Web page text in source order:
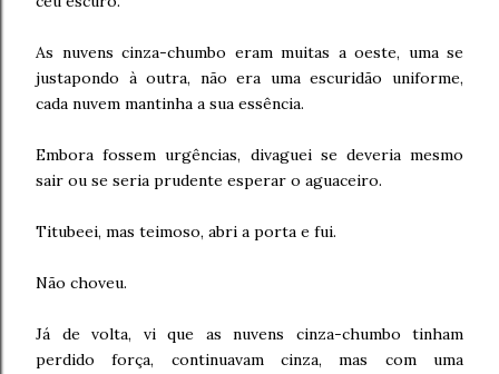
As nuvens cinza-chumbo eram muitas a oeste, uma se
justapondo à outra, não era uma escuridão uniforme,
cada nuvem mantinha a sua essência.
Embora fossem urgências, divaguei se deveria mesmo
sair ou se seria prudente esperar o aguaceiro.
Titubeei, mas teimoso, abri a porta e fui.
Não choveu.
Já de volta, vi que as nuvens cinza-chumbo tinham
perdido força, continuavam cinza, mas com uma